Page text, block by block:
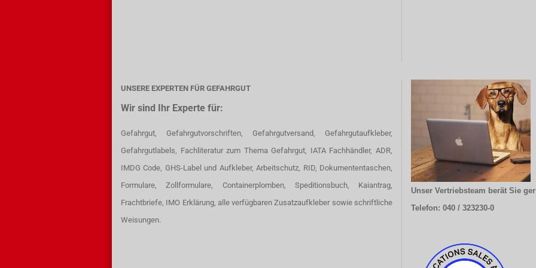
UNSERE EXPERTEN FÜR GEFAHRGUT
Wir sind Ihr Experte für:
Gefahrgut, Gefahrgutvorschriften, Gefahrgutversand, Gefahrgutaufkleber,
Gefahrgutlabels, Fachliteratur zum Thema Gefahrgut, IATA Fachhändler, ADR,
IMDG Code, GHS-Label und Aufkleber, Arbeitschutz, RID, Dokumententaschen,
Formulare, Zollformulare, Containerplomben, Speditionsbuch, Kaiantrag,
Frachtbriefe, IMO Erklärung, alle verfügbaren Zusatzaufkleber sowie schriftliche
Weisungen.
Unser Vertriebsteam berät Sie
Telefon: 040 / 323230-0